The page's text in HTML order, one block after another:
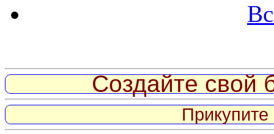
Создайте свой